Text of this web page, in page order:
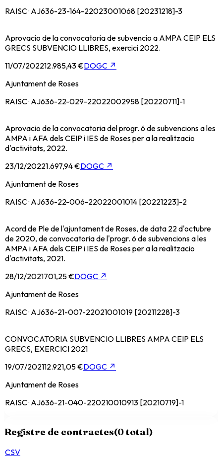
RAISC · AJ636-23-164-22023001068 [20231218]-3
Aprovacio de la convocatoria de subvencio a AMPA CEIP ELS
GRECS SUBVENCIO LLIBRES, exercici 2022.
11/07/202212.985,43 €DOGC ↗
Ajuntament de Roses
RAISC · AJ636-22-029-22022002958 [20220711]-1
Aprovacio de la convocatoria del progr. 6 de subvencions a les
AMPA i AFA dels CEIP i IES de Roses per a la realitzacio
d'activitats, 2022.
23/12/20221.697,94 €DOGC ↗
Ajuntament de Roses
RAISC · AJ636-22-006-22022001014 [20221223]-2
Acord de Ple de l'ajuntament de Roses, de data 22 d'octubre
de 2020, de convocatoria de l'progr. 6 de subvencions a les
AMPA i AFA dels CEIP i IES de Roses per a la realitzacio
d'activitats, 2021.
28/12/2021701,25 €DOGC ↗
Ajuntament de Roses
RAISC · AJ636-21-007-22021001019 [20211228]-3
CONVOCATORIA SUBVENCIO LLIBRES AMPA CEIP ELS
GRECS, EXERCICI 2021
19/07/202112.921,05 €DOGC ↗
Ajuntament de Roses
RAISC · AJ636-21-040-220210010913 [20210719]-1
Registre de contractes(0total)
CSV